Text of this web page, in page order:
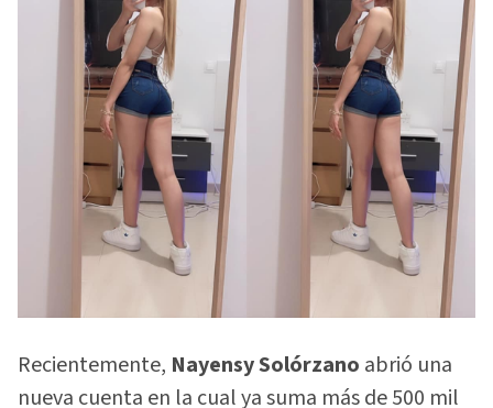
Recientemente, Nayensy Solórzano abrió una
nueva cuenta en la cual ya suma más de 500 mil